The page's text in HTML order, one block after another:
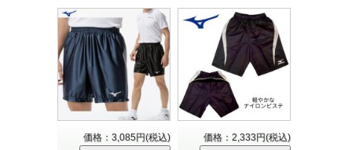
価格：3,085円(税込) 価格：2,333円(税込)